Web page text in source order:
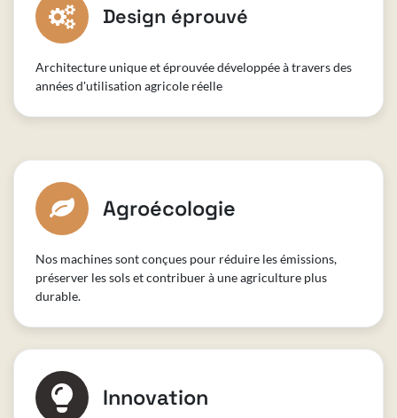
Design éprouvé
Architecture unique et éprouvée développée à travers des
années d'utilisation agricole réelle
Agroécologie
Nos machines sont conçues pour réduire les émissions,
préserver les sols et contribuer à une agriculture plus
durable.
Innovation